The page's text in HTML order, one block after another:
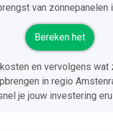
van zonnepanelen
Bereken het
en vervolgens wat
in regio
je jouw investering